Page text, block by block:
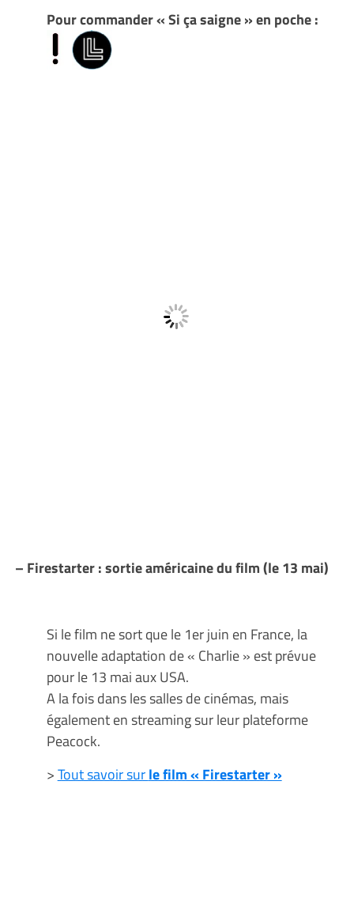
Pour commander « Si ça saigne » en poche :
– Firestarter : sortie américaine du film (le 13 mai)
Si le film ne sort que le 1er juin en France, la
nouvelle adaptation de « Charlie » est prévue
pour le 13 mai aux USA.
A la fois dans les salles de cinémas, mais
également en streaming sur leur plateforme
Peacock.
>Tout savoir surle film « Firestarter »